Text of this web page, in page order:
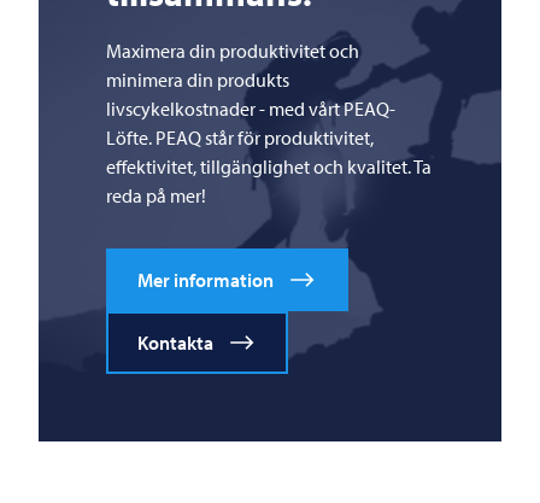
Maximera din produktivitet och
minimera din produkts
livscykelkostnader - med vårt PEAQ-
Löfte. PEAQ står för produktivitet,
effektivitet, tillgänglighet och kvalitet. Ta
reda på mer!
Mer information
Kontakta